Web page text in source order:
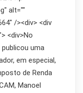
alt=""
/><div> <div
<div>No
uma
em especial,
de Renda
Manoel